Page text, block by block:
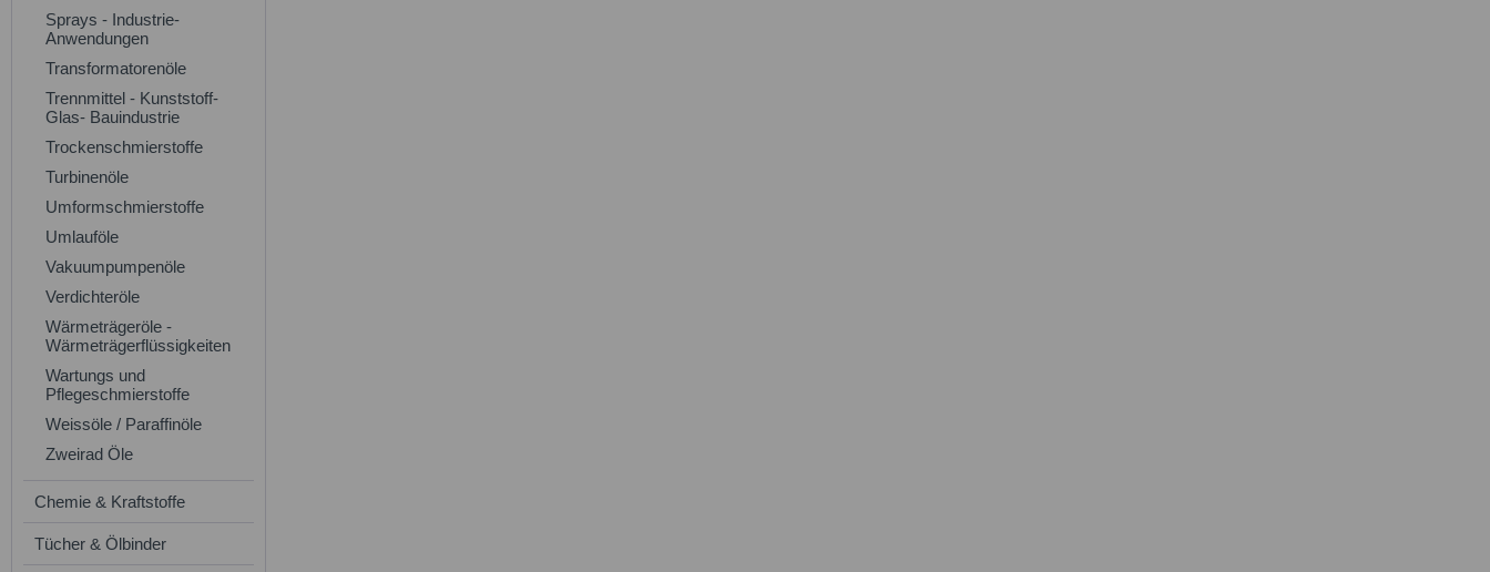
Sprays - Industrie-
Anwendungen
Transformatorenöle
Trennmittel - Kunststoff-
Glas- Bauindustrie
Trockenschmierstoffe
Turbinenöle
Umformschmierstoffe
Umlauföle
Vakuumpumpenöle
Verdichteröle
Wärmeträgeröle -
Wärmeträgerflüssigkeiten
Wartungs und
Pflegeschmierstoffe
Weissöle / Paraffinöle
Zweirad Öle
Chemie & Kraftstoffe
Tücher & Ölbinder